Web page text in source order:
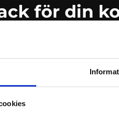
för din